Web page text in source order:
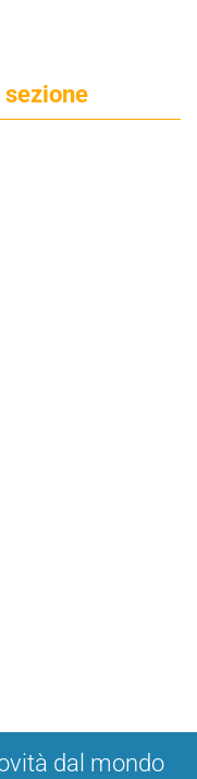
dal mondo